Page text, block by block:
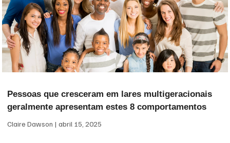
Pessoas que cresceram em lares multigeracionais
geralmente apresentam estes 8 comportamentos
Claire Dawson abril 15, 2025